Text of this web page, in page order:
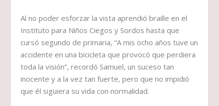
Al no poder esforzar la vista aprendió braille en el
Instituto para Niños Ciegos y Sordos hasta que
cursó segundo de primaria, “A mis ocho años tuve un
accidente en una bicicleta que provocó que perdiera
toda la visión”, recordó Samuel, un suceso tan
inocente y a la vez tan fuerte, pero que no impidió
que él siguiera su vida con normalidad.